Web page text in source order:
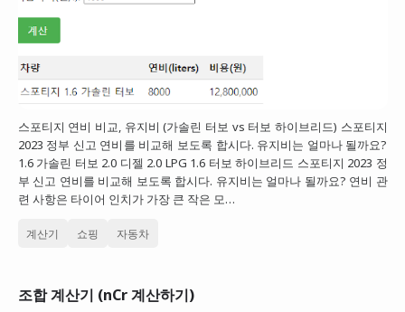
스포티지 연비 비교, 유지비 (가솔린 터보 vs 터보 하이브리드) 스포티지
2023 정부 신고 연비를 비교해 보도록 합시다. 유지비는 얼마나 될까요?
1.6 가솔린 터보 2.0 디젤 2.0 LPG 1.6 터보 하이브리드 스포티지 2023 정
부 신고 연비를 비교해 보도록 합시다. 유지비는 얼마나 될까요? 연비 관
련 사항은 타이어 인치가 가장 큰 작은 모…
계산기 쇼핑 자동차
조합 계산기 (nCr 계산하기)